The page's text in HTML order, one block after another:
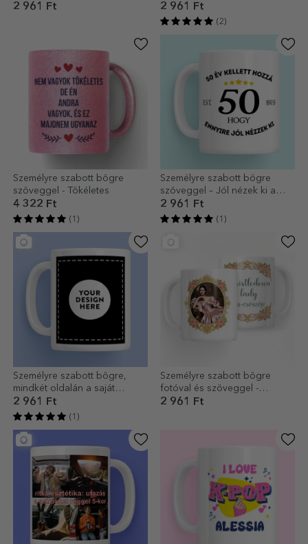
2 961 Ft 2 961 Ft
(2)
Személyre szabott bögre
szöveggel - Tökéletes
4 322 Ft
(1)
Személyre szabott bögre
szöveggel – Jól nézek ki a
koromhoz képest
2 961 Ft
(1)
Személyre szabott bögre,
mindkét oldalán a saját
grafikáddal
2 961 Ft
(1)
Személyre szabott bögre
fotóval és szöveggel -
Bridgerton Aesthetic
2 961 Ft